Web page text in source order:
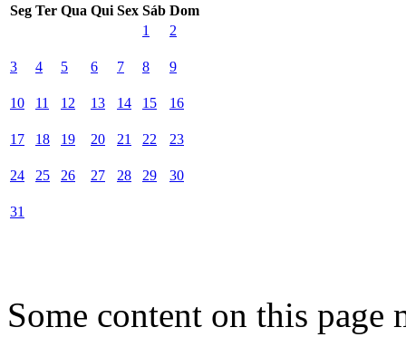
Seg Ter Qua Qui Sex Sáb Dom
1
2
3 4 5 6 7 8 9
10 11 12 13 14 15 16
17 18 19 20 21 22 23
24 25 26 27 28 29 30
31
Some content on this page